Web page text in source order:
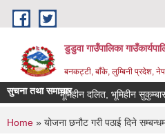
Skip to main content
डुडुवा गाउँपालिका
बनकट्टी, बाँके, लुम्बिनी प्रदेश,
सुचना तथा समाचारभूमिहीन दलित, भूमिहीन सुकुम्बासी र
You are here
Home » योजना छनौट गरी पठाई दिने